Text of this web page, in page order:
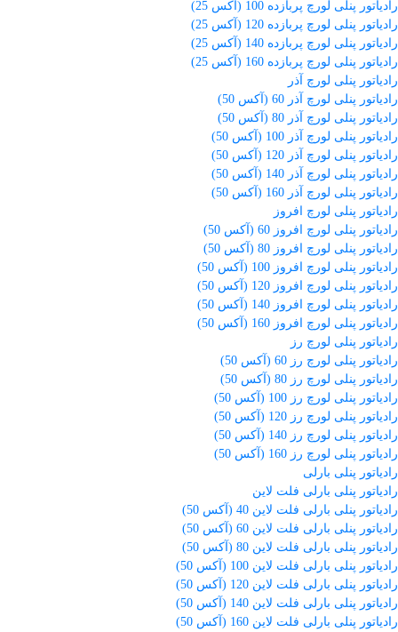
رادیاتور پنلی لورچ پربازده 100 (آکس 25)
رادیاتور پنلی لورچ پربازده 120 (آکس 25)
رادیاتور پنلی لورچ پربازده 140 (آکس 25)
رادیاتور پنلی لورچ پربازده 160 (آکس 25)
رادیاتور پنلی لورچ آذر
رادیاتور پنلی لورچ آذر 60 (آکس 50)
رادیاتور پنلی لورچ آذر 80 (آکس 50)
رادیاتور پنلی لورچ آذر 100 (آکس 50)
رادیاتور پنلی لورچ آذر 120 (آکس 50)
رادیاتور پنلی لورچ آذر 140 (آکس 50)
رادیاتور پنلی لورچ آذر 160 (آکس 50)
رادیاتور پنلی لورچ افروز
رادیاتور پنلی لورچ افروز 60 (آکس 50)
رادیاتور پنلی لورچ افروز 80 (آکس 50)
رادیاتور پنلی لورچ افروز 100 (آکس 50)
رادیاتور پنلی لورچ افروز 120 (آکس 50)
رادیاتور پنلی لورچ افروز 140 (آکس 50)
رادیاتور پنلی لورچ افروز 160 (آکس 50)
رادیاتور پنلی لورچ رز
رادیاتور پنلی لورچ رز 60 (آکس 50)
رادیاتور پنلی لورچ رز 80 (آکس 50)
رادیاتور پنلی لورچ رز 100 (آکس 50)
رادیاتور پنلی لورچ رز 120 (آکس 50)
رادیاتور پنلی لورچ رز 140 (آکس 50)
رادیاتور پنلی لورچ رز 160 (آکس 50)
رادیاتور پنلی بارلی
رادیاتور پنلی بارلی فلت لاین
رادیاتور پنلی بارلی فلت لاین 40 (آکس 50)
رادیاتور پنلی بارلی فلت لاین 60 (آکس 50)
رادیاتور پنلی بارلی فلت لاین 80 (آکس 50)
رادیاتور پنلی بارلی فلت لاین 100 (آکس 50)
رادیاتور پنلی بارلی فلت لاین 120 (آکس 50)
رادیاتور پنلی بارلی فلت لاین 140 (آکس 50)
رادیاتور پنلی بارلی فلت لاین 160 (آکس 50)